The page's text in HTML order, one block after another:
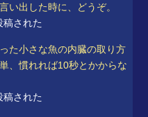
い出した時に、どうぞ。
された
た小さな魚の内臓の取り方
、慣れれば10秒とかからな
された